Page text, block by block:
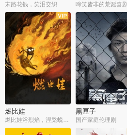
末路花钱，笑泪交织 啼笑皆非的荒诞喜剧
燃比娃
燃比娃浴烈焰，涅槃蜕变成人
黑匣子
国产家庭伦理剧